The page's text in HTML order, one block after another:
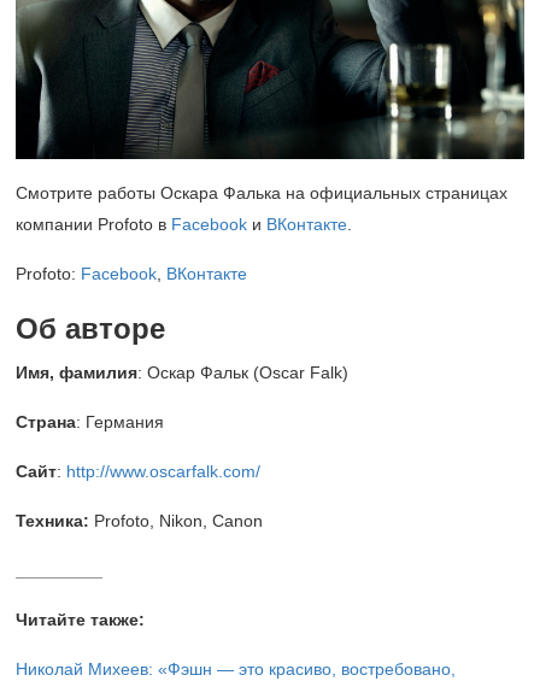
Смотрите работы Оскара Фалька на официальных страницах
компании Profoto в Facebook и ВКонтакте.
Profoto: Facebook, ВКонтакте
Об авторе
Имя, фамилия: Оскар Фальк (Оscar Falk)
Страна: Германия
Сайт: http://www.oscarfalk.com/
Техника: Profoto, Nikon, Canon
Читайте также:
Николай Михеев: «Фэшн — это красиво, востребовано,